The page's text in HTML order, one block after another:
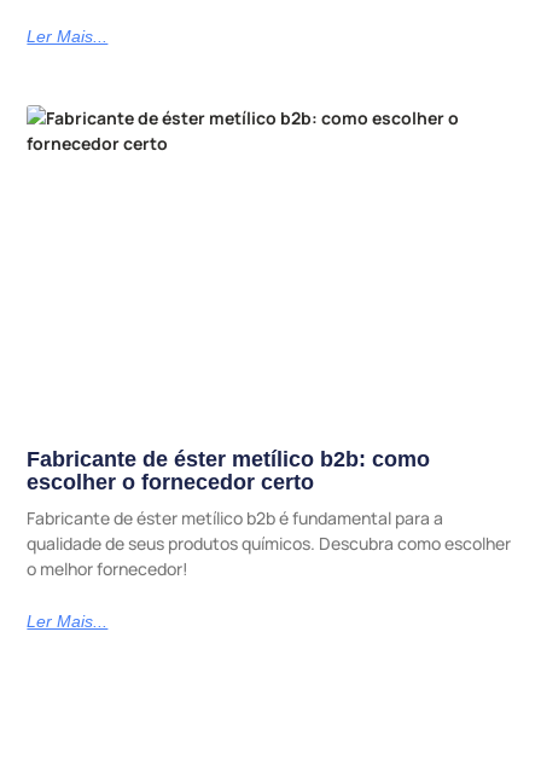
Ler Mais...
Fabricante de éster metílico b2b: como
escolher o fornecedor certo
Fabricante de éster metílico b2b é fundamental para a
qualidade de seus produtos químicos. Descubra como escolher
o melhor fornecedor!
Ler Mais...